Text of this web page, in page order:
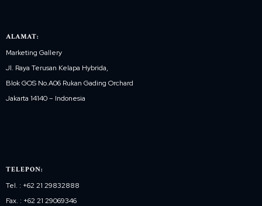
ALAMAT:
Marketing Gallery
Jl. Raya Terusan Kelapa Hybrida,
Blok GOS No.A06 Rukan Gading Orchard
Jakarta 14140 – Indonesia
TELEPON:
Tel. : +62 21 29832888
Fax. : +62 21 29069346